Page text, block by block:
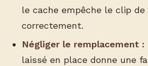
le cache empêche le clip
correctement.
Négliger le remplacement :
laissé en place donne une